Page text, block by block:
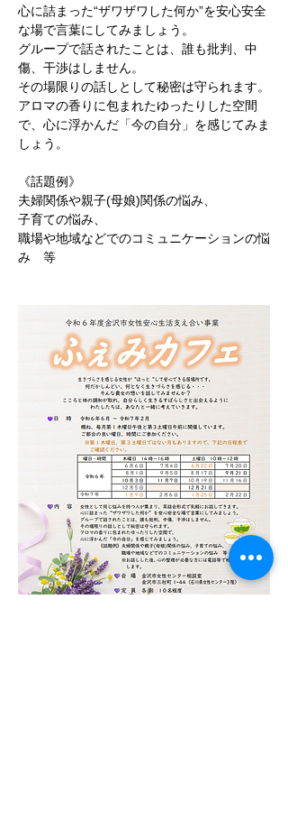
心に詰まった“ザワザワした何か”を安心安全
な場で言葉にしてみましょう。
グループで話されたことは、誰も批判、中
傷、干渉はしません。
その場限りの話しとして秘密は守られます。
アロマの香りに包まれたゆったりした空間
で、心に浮かんだ「今の自分」を感じてみま
しょう。
《話題例》
夫婦関係や親子(母娘)関係の悩み、
子育ての悩み、
職場や地域などでのコミュニケーションの悩
み　等